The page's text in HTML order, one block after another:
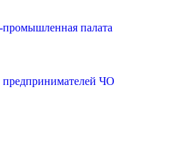
палата
ЧО